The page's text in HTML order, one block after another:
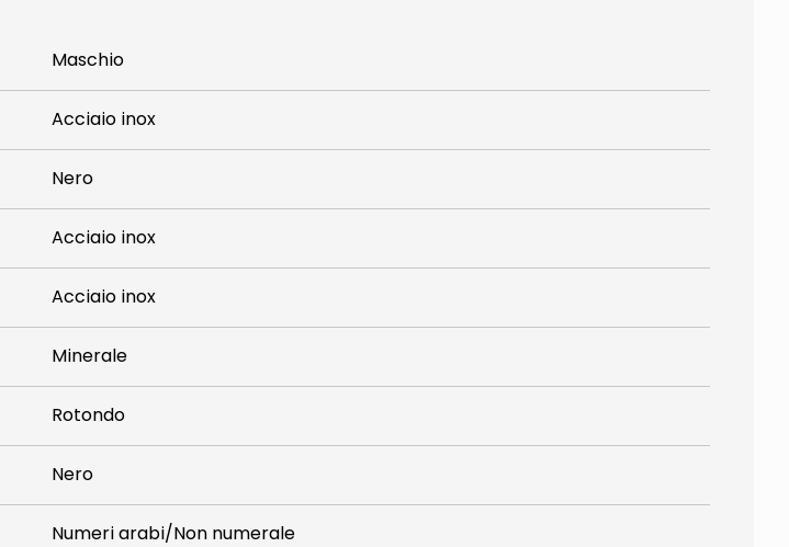
Maschio
Acciaio inox
Nero
Acciaio inox
Acciaio inox
Minerale
Rotondo
Nero
Numeri arabi/Non numerale